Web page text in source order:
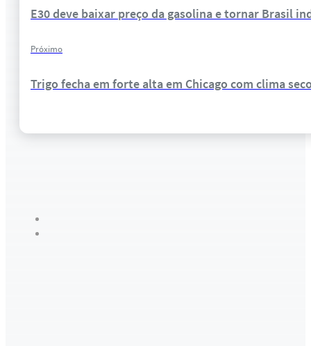
E30 deve baixar preço da gasolina e tornar Brasil
Próximo
Trigo fecha em forte alta em Chicago com clima